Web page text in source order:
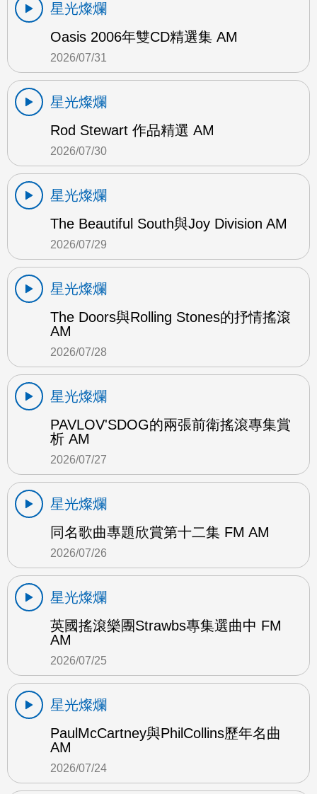
星光燦爛
Oasis 2006年雙CD精選集 AM
2026/07/31
星光燦爛
Rod Stewart 作品精選 AM
2026/07/30
星光燦爛
The Beautiful South與Joy Division AM
2026/07/29
星光燦爛
The Doors與Rolling Stones的抒情搖滾
AM
2026/07/28
星光燦爛
PAVLOV'SDOG的兩張前衛搖滾專集賞
析 AM
2026/07/27
星光燦爛
同名歌曲專題欣賞第十二集 FM AM
2026/07/26
星光燦爛
英國搖滾樂團Strawbs專集選曲中 FM
AM
2026/07/25
星光燦爛
PaulMcCartney與PhilCollins歷年名曲
AM
2026/07/24